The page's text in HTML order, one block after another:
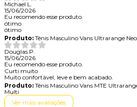
Michael L.
15/06/2026
Eu recomendo esse produto.
ótimo
ótimo
Produto:Tênis Masculino Vans Ultrarange
Douglas P.
15/06/2026
Eu recomendo esse produto.
Curti muito
Muito confortável, leve e bem acabado.
Produto:Tênis Masculino Vans MTE
Multi
Ver mais avaliações